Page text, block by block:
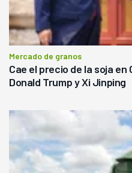
Mercado de granos
Cae el precio de la soja
Donald Trump y Xi Jinping